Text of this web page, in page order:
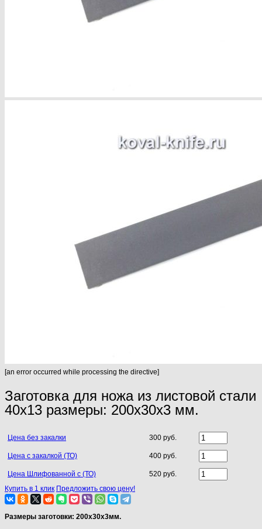
[an error occurred while processing the directive]
Заготовка для ножа из листовой стали
40х13 размеры: 200х30х3 мм.
Цена без закалки 300 руб.
Цена с закалкой (ТО) 400 руб.
Цена Шлифованной с (ТО)
520 руб.
Купить в 1 клик Предложить свою цену!
Размеры заготовки: 200х30х3мм.